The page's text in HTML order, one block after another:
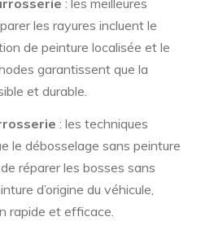
les rayures incluent le
de peinture localisée et le
garantissent que la
et durable.
: les techniques
le débosselage sans peinture
réparer les bosses sans
d’origine du véhicule,
rapide et efficace.